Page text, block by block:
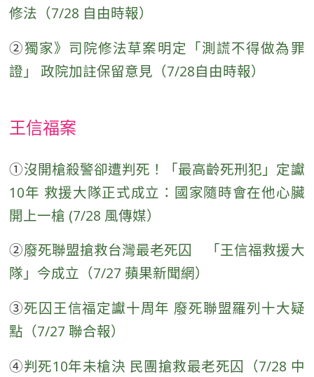
修法（7/28 自由時報）
②獨家》司院修法草案明定「測謊不得做為罪
證」 政院加註保留意見（7/28自由時報）
王信福案
①沒開槍殺警卻遭判死！「最高齡死刑犯」定讞
10年 救援大隊正式成立：國家隨時會在他心臟
開上一槍 (7/28 風傳媒）
②廢死聯盟搶救台灣最老死囚 「王信福救援大
隊」今成立（7/27 蘋果新聞網）
③死囚王信福定讞十周年 廢死聯盟羅列十大疑
點（7/27 聯合報）
④判死10年未槍決 民團搶救最老死囚（7/28 中